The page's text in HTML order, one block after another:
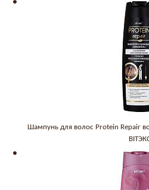
Шампунь для волос Protein Repair